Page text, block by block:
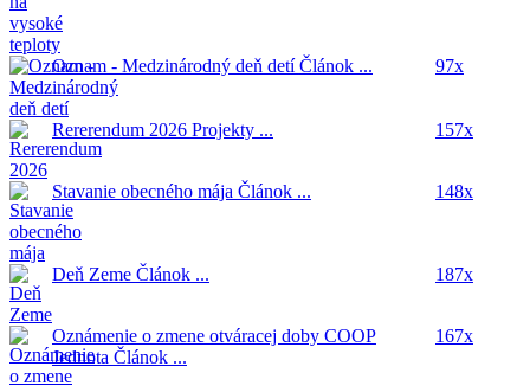
Oznam - Medzinárodný deň detíČlánok ... 97x
Rererendum 2026 Projekty ... 157x
Stavanie obecného mája Článok ... 148x
Deň Zeme Článok ... 187x
Oznámenie o zmene otváracej doby COOP
Jednota Článok ...
167x